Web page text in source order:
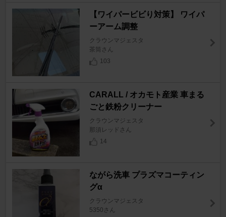
【ワイパービビり対策】 ワイパ
ーアーム調整
クラウンマジェスタ
茶筒さん
103
CARALL / オカモト産業 車まる
ごと鉄粉クリーナー
クラウンマジェスタ
那須レッドさん
14
ながら洗車 プラズマコーティン
グα
クラウンマジェスタ
5350さん